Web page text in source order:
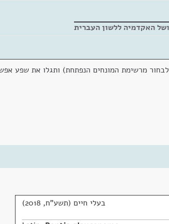
האקדמיה ללשון העברית
מרשימת המונחים הנפתחת) ותגלו את שפע
בעלי חיים (תשע"ח, 2018)